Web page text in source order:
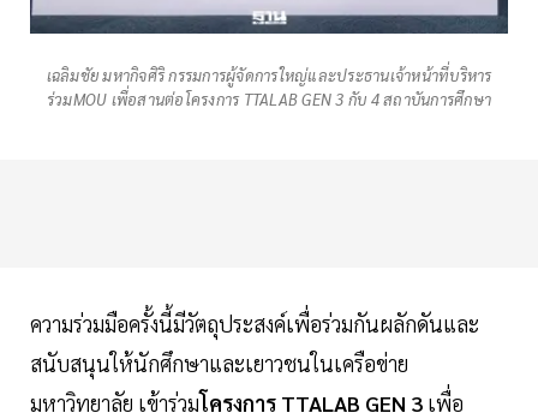
เฉลิมชัย มหากิจศิริ กรรมการผู้จัดการใหญ่และประธานเจ้าหน้าที่บริหาร
ร่วมMOU เพื่อสานต่อโครงการ TTALAB GEN 3 กับ 4 สถาบันการศึกษา
ความร่วมมือครั้งนี้มีวัตถุประสงค์เพื่อร่วมกันผลักดันและ
สนับสนุนให้นักศึกษาและเยาวชนในเครือข่าย
มหาวิทยาลัย เข้าร่วมโครงการ TTALAB GEN 3 เพื่อ